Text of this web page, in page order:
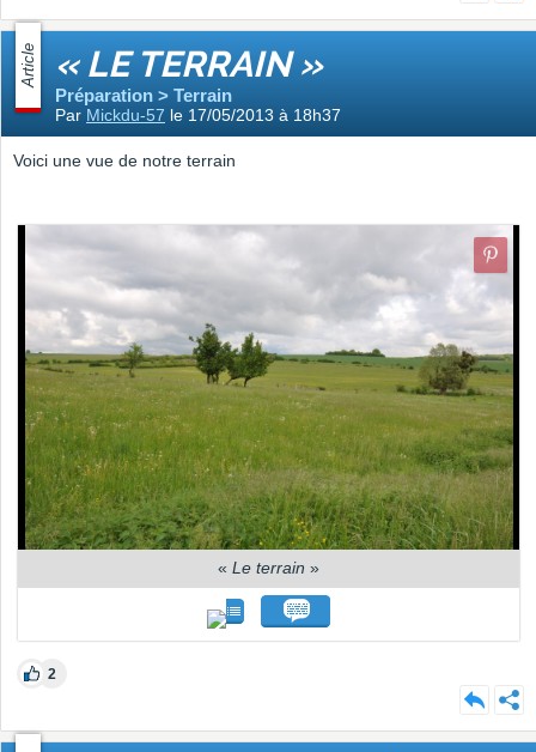
Article « LE TERRAIN »
Préparation > Terrain
Par Mickdu-57 le 17/05/2013 à 18h37
Voici une vue de notre terrain
« Le terrain »
2